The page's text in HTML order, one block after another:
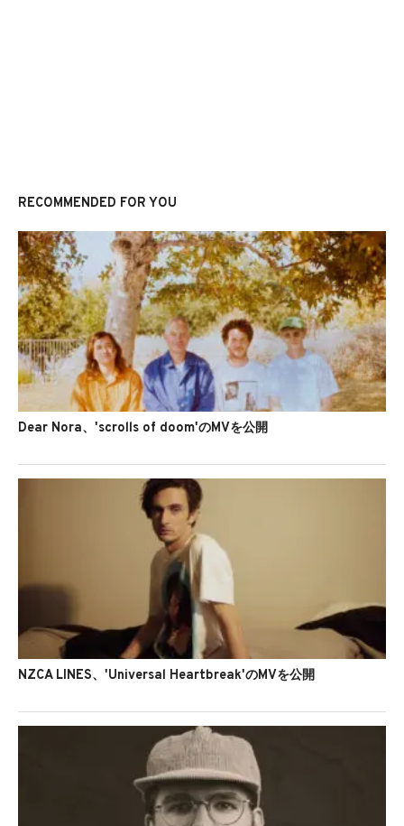
RECOMMENDED FOR YOU
Dear Nora、'scrolls of doom'のMVを公開
NZCA LINES、'Universal Heartbreak'のMVを公開